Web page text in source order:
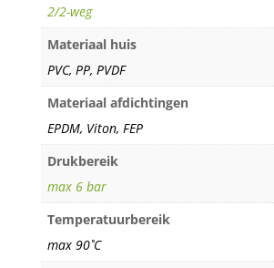
2/2-weg
Materiaal huis
PVC, PP, PVDF
Materiaal afdichtingen
EPDM, Viton, FEP
Drukbereik
max 6 bar
Temperatuurbereik
max 90˚C